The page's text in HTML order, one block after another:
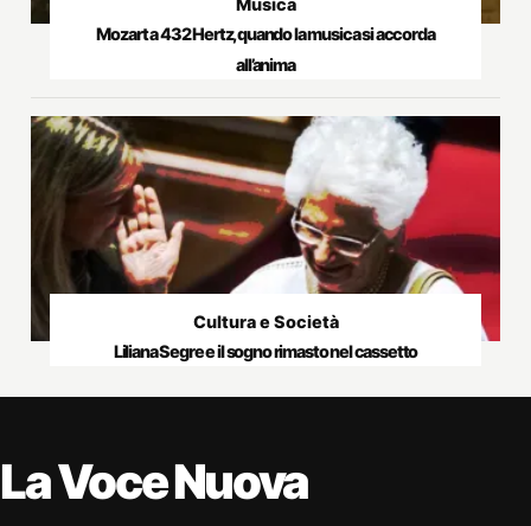
Musica
Mozart a 432 Hertz, quando la musica si accorda
all’anima
Cultura e Società
Liliana Segre e il sogno rimasto nel cassetto
La Voce Nuova